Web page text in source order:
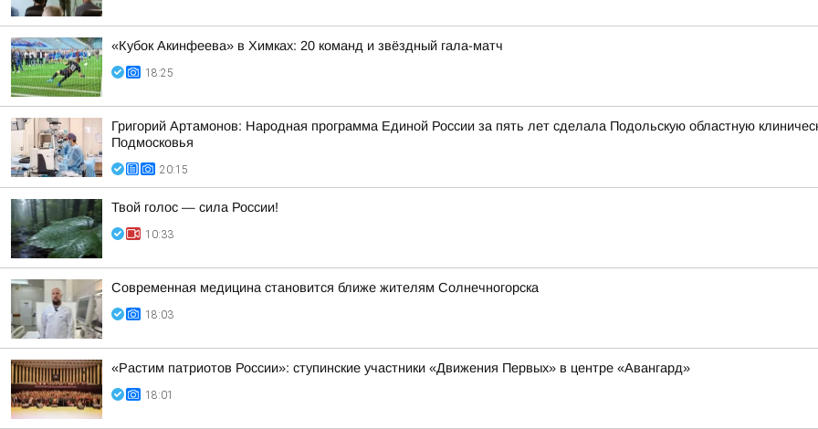
«Кубок Акинфеева» в Химках: 20 команд и звёздный гала-матч
18:25
Григорий Артамонов: Народная программа Единой России за пять лет сделала Подольскую областную
Подмосковья
20:15
Твой голос — сила России!
10:33
Современная медицина становится ближе жителям Солнечногорска
18:03
«Растим патриотов России»: ступинские участники «Движения Первых» в центре «Авангард»
18:01